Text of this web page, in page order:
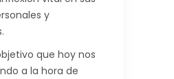
y
que hoy nos
a la hora de